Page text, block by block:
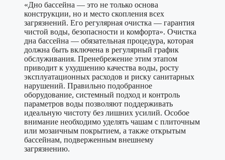
«Дно бассейна — это не только основа
конструкции, но и место скопления всех
загрязнений. Его регулярная очистка — гарантия
чистой воды, безопасности и комфорта». Очистка
дна бассейна — обязательная процедура, которая
должна быть включена в регулярный график
обслуживания. Пренебрежение этим этапом
приводит к ухудшению качества воды, росту
эксплуатационных расходов и риску санитарных
нарушений. Правильно подобранное
оборудование, системный подход и контроль
параметров воды позволяют поддерживать
идеальную чистоту без лишних усилий. Особое
внимание необходимо уделять чашам с плиточным
или мозаичным покрытием, а также открытым
бассейнам, подверженным внешнему
загрязнению.